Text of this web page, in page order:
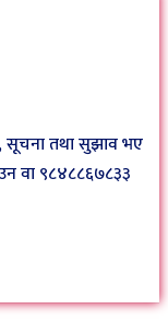
सूचना तथा सुझाव भए
वा ९८४८८६७८३३